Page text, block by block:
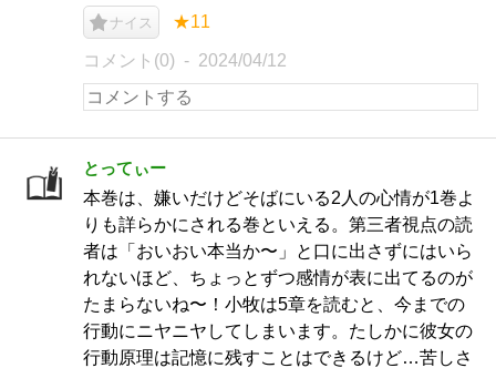
ナイス ★11
コメント(0) 2024/04/12
とってぃー
本巻は、嫌いだけどそばにいる2人の心情が1巻よ
りも詳らかにされる巻といえる。第三者視点の読
者は「おいおい本当か〜」と口に出さずにはいら
れないほど、ちょっとずつ感情が表に出てるのが
たまらないね〜！小牧は5章を読むと、今までの
行動にニヤニヤしてしまいます。たしかに彼女の
行動原理は記憶に残すことはできるけど…苦しさ